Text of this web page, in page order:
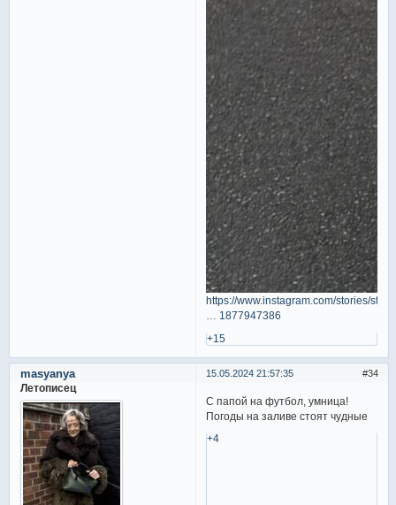
https://www.instagram.com/stories/stasy
… 1877947386
+15
34
15.05.2024 21:57:35
masyanya
Летописец
С папой на футбол, умница!
Погоды на заливе стоят чудные
+4